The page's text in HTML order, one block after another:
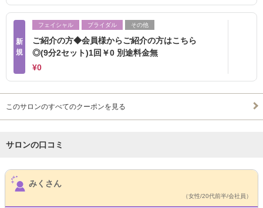
新
規
フェイシャル ブライダル その他
ご紹介の方◆会員様からご紹介の方はこちら
◎(9分2セット)1回￥0 別途料金無
¥0
このサロンのすべてのクーポンを見る
サロンの口コミ
サロンPick Up
みくさん
（女性/20代前半/会社員）